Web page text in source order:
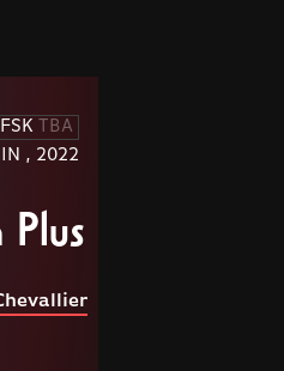
FSK
TBA
, 2022